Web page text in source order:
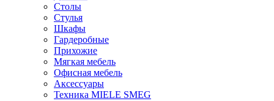
Столы
Стулья
Шкафы
Гардеробные
Прихожие
Мягкая мебель
Офисная мебель
Аксессуары
Техника MIELE SMEG